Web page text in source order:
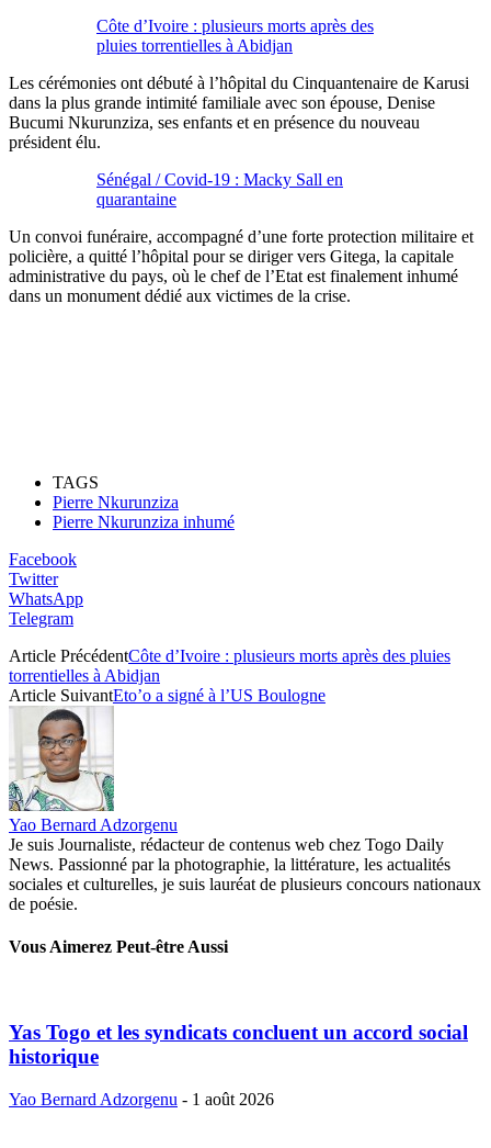
Côte d’Ivoire : plusieurs morts après des
pluies torrentielles à Abidjan
Les cérémonies ont débuté à l’hôpital du Cinquantenaire de Karusi
dans la plus grande intimité familiale avec son épouse, Denise
Bucumi Nkurunziza, ses enfants et en présence du nouveau
président élu.
Sénégal / Covid-19 : Macky Sall en
quarantaine
Un convoi funéraire, accompagné d’une forte protection militaire et
policière, a quitté l’hôpital pour se diriger vers Gitega, la capitale
administrative du pays, où le chef de l’Etat est finalement inhumé
dans un monument dédié aux victimes de la crise.
TAGS
Pierre Nkurunziza
Pierre Nkurunziza inhumé
Facebook
Twitter
WhatsApp
Telegram
Article PrécédentCôte d’Ivoire : plusieurs morts après des pluies
torrentielles à Abidjan
Article SuivantEto’o a signé à l’US Boulogne
Yao Bernard Adzorgenu
Je suis Journaliste, rédacteur de contenus web chez Togo Daily
News. Passionné par la photographie, la littérature, les actualités
sociales et culturelles, je suis lauréat de plusieurs concours nationaux
de poésie.
Vous Aimerez Peut-être Aussi
Yas Togo et les syndicats concluent un accord social
historique
Yao Bernard Adzorgenu - 1 août 2026